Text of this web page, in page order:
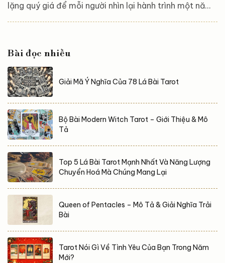
lặng quý giá để mỗi người nhìn lại hành trình một năm
hiểu, buông bỏ và mang theo bước sang năm mới. Hãy
hít thở thật sâu, giữ tâm trí cởi mở và cùng khám phá
trải bài Tarot dành riêng cho bạn trong...
Bài đọc nhiều
Giải Mã Ý Nghĩa Của 78 Lá Bài Tarot
Bộ Bài Modern Witch Tarot – Giới Thiệu & Mô
Tả
Top 5 Lá Bài Tarot Mạnh Nhất Và Năng Lượng
Chuyển Hoá Mà Chúng Mang Lại
Queen of Pentacles – Mô Tả & Giải Nghĩa Trải
Bài
Tarot Nói Gì Về Tình Yêu Của Bạn Trong Năm
Mới?